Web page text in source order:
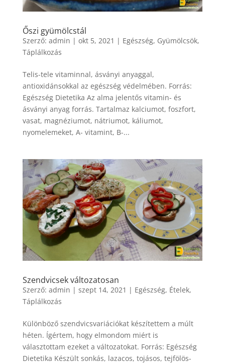
Őszi gyümölcstál
Szerző: admin | okt 5, 2021 | Egészség, Gyümölcsök,
Táplálkozás
Telis-tele vitaminnal, ásványi anyaggal,
antioxidánsokkal az egészség védelmében. Forrás:
Egészség Dietetika Az alma jelentős vitamin- és
ásványi anyag forrás. Tartalmaz kalciumot, foszfort,
vasat, magnéziumot, nátriumot, káliumot,
nyomelemeket, A- vitamint, B-...
Szendvicsek változatosan
Szerző: admin | szept 14, 2021 | Egészség, Ételek,
Táplálkozás
Különböző szendvicsvariációkat készítettem a múlt
héten. Ígértem, hogy elmondom miért is
választottam ezeket a változatokat. Forrás: Egészség
Dietetika Készült sonkás, lazacos, tojásos, tejfölös-